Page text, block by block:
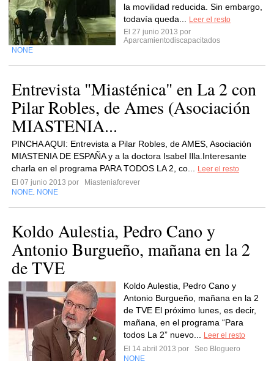
la movilidad reducida. Sin embargo,
todavía queda...
Leer el resto
El 27 junio 2013 por
Aparcamientodiscapacitados
NONE
Entrevista "Miasténica" en La 2 con
Pilar Robles, de Ames (Asociación
MIASTENIA...
PINCHA AQUI: Entrevista a Pilar Robles, de AMES, Asociación
MIASTENIA DE ESPAÑA y a la doctora Isabel Illa.Interesante
charla en el programa PARA TODOS LA 2, co...
Leer el resto
El 07 junio 2013 por
Miasteniaforever
NONE NONE
Koldo Aulestia, Pedro Cano y
Antonio Burgueño, mañana en la 2
de TVE
Koldo Aulestia, Pedro Cano y
Antonio Burgueño, mañana en la 2
de TVE El próximo lunes, es decir,
mañana, en el programa “Para
todos La 2” nuevo...
Leer el resto
El 14 abril 2013 por
Seo Bloguero
NONE